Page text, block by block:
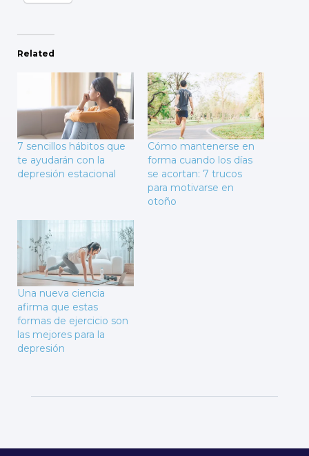
Related
7 sencillos hábitos que
te ayudarán con la
depresión estacional
Cómo mantenerse en
forma cuando los días
se acortan: 7 trucos
para motivarse en
otoño
Una nueva ciencia
afirma que estas
formas de ejercicio son
las mejores para la
depresión